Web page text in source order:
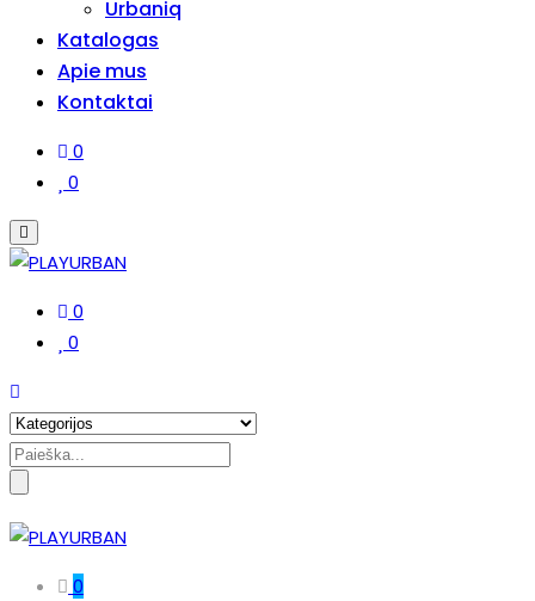
Urbaniq
Katalogas
Apie mus
Kontaktai
0
0
0
0
Search
0